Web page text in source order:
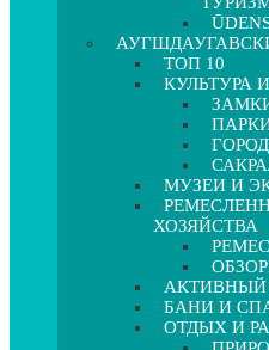
ТОП 10
КУЛЬТУРА
МУЗЕИ И
ХОЗЯЙСТВА
БАНИ И
ОТДЫХ И